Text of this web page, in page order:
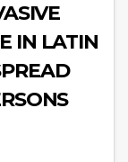
IN LATIN